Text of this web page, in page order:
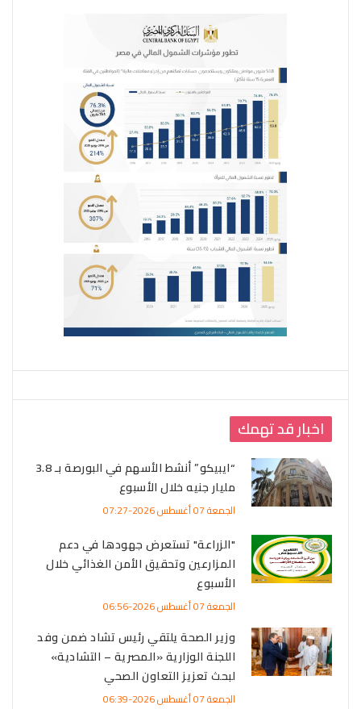
اخبار قد تهمك
“ايبيكو” أنشط الأسهم في البورصة بـ 3.8
مليار جنيه خلال الأسبوع
الجمعة 07 أغسطس 2026-07:27
"الزراعة" تستعرض جهودها في دعم
المزارعين وتحقيق الأمن الغذائي خلال
الأسبوع
الجمعة 07 أغسطس 2026-06:56
وزير الصحة يلتقي رئيس تشاد ضمن وفد
اللجنة الوزارية «المصرية – التشادية»
لبحث تعزيز التعاون الصحي
الجمعة 07 أغسطس 2026-06:39